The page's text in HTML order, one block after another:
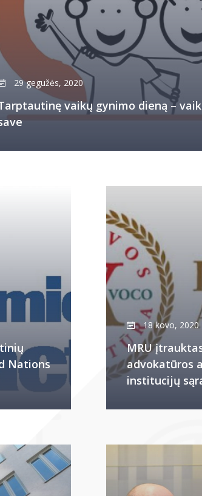
29 gegužės, 2020
vaikų gynimo dieną –
Nations
18 kovo, 2020
MRU
advokatūros
institucijų